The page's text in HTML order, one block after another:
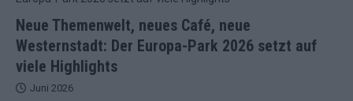
Neue Themenwelt, neues Café, neue
Westernstadt: Der Europa-Park 2026 setzt auf
viele Highlights
Juni 2026